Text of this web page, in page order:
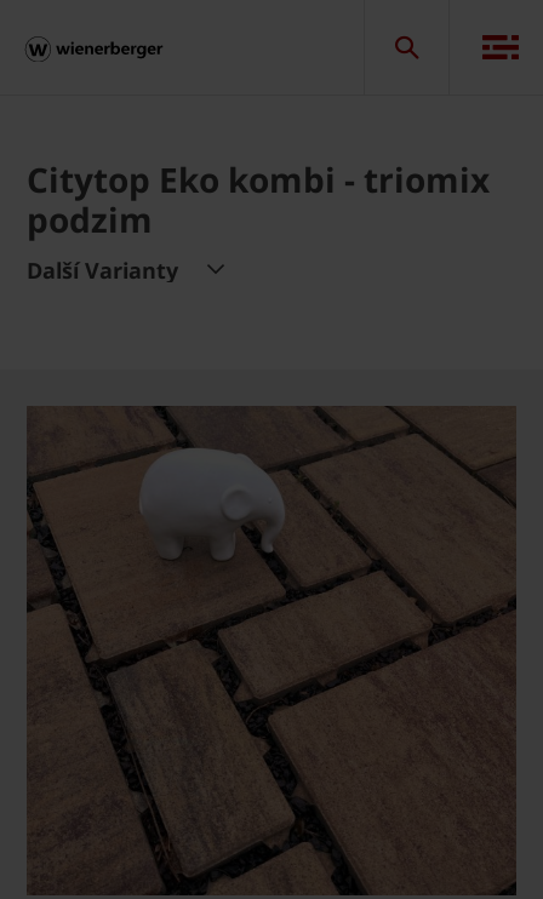
Citytop Eko kombi - triomix
podzim
Další Varianty